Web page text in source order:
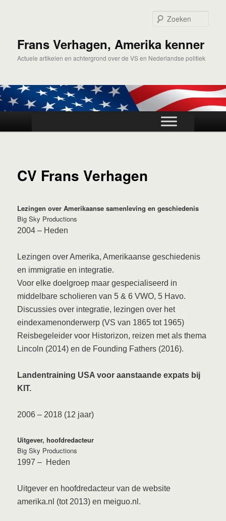
inhoudFrans Verhagen, Amerika kenner
Actuele artikelen en achtergrond over de VS en Nederlandse politiek
CV Frans Verhagen
Lezingen over Amerikaanse samenleving en geschiedenis
Big Sky Productions
2004 – Heden
Lezingen over Amerika, Amerikaanse geschiedenis
en immigratie en integratie.
Voor elke doelgroep maar gespecialiseerd in
middelbare scholieren van 5 & 6 VWO, 5 Havo.
Discussies over integratie, lezingen over het
eindexamenonderwerp (VS van 1865 tot 1965)
Reisbegeleider voor Historizon, reizen met als thema
Lincoln (2014) en de Founding Fathers (2016).
Landentraining USA voor aanstaande expats bij
KIT.
2006 – 2018 (12 jaar)
Uitgever, hoofdredacteur
Big Sky Productions
1997 – Heden
Uitgever en hoofdredacteur van de website
amerika.nl (tot 2013) en meiguo.nl.